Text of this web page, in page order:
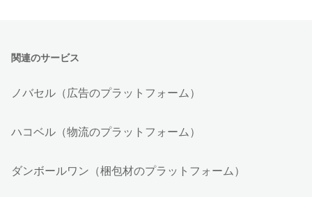
関連のサービス
ノバセル（広告のプラットフォーム）
ハコベル（物流のプラットフォーム）
ダンボールワン（梱包材のプラットフォーム）